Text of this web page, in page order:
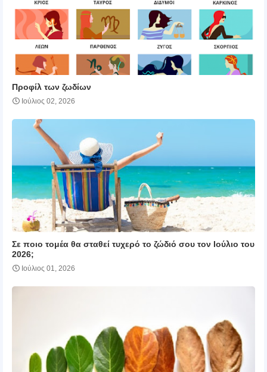
Προφίλ των ζωδίων
Ιούλιος 02, 2026
Σε ποιο τομέα θα σταθεί τυχερό το ζώδιό σου τον Ιούλιο του
2026;
Ιούλιος 01, 2026